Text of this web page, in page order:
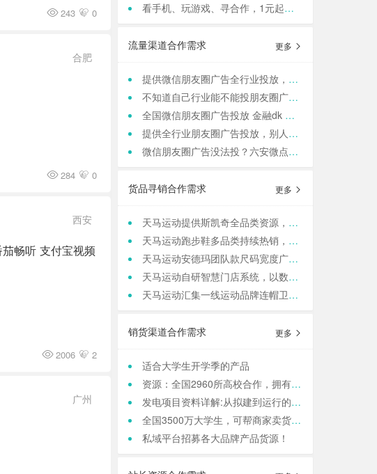
243 0
合肥
284 0
西安
2006 2
广州
看手机、玩游戏、寻合作，1元起提现，零门槛加入,轻轻松松日结,寻找合作小伙伴（CPA/CPL）
流量渠道合作需求 更多
提供微信朋友圈广告全行业投放，一站式运营，当头出图，包过审！
不知道自己行业能不能投朋友圈广告？来这里，六安微点全行业可投！包资质！
全国微信朋友圈广告投放 金融dk 上门spa k12教育 相亲 医院医美 国学等禁投行业包资质 过审 无需保证金
提供全行业朋友圈广告投放，别人不接的我们接！高效出图、专业运营！
微信朋友圈广告没法投？六安微点全行业可跑，任何行业，当天出图，包过审！
货品寻销合作需求 更多
天马运动提供斯凯奇全品类资源，寻求团购老板咨询合作
天马运动跑步鞋多品类持续热销，现货库存保障旺季补货
天马运动安德玛团队款尺码宽度广，满足团队统一着装采购需求
天马运动自研智慧门店系统，以数据驱动动销管理，帮实体商家轻量化运营
天马运动汇集一线运动品牌连帽卫衣，现货保障支持快速补货，寻求b端商家合作
销货渠道合作需求 更多
适合大学生开学季的产品
资源：全国2960所高校合作，拥有4000w大学生用户资源，8万+发底薪的校内学生团长，需求符合大学生日常消费的产品，可保RIO
发电项目资料详解:从拟建到运行的全方位俯瞰
全国3500万大学生，可帮商家卖货，保销售额，同时做品宣和私域搭建！
私域平台招募各大品牌产品货源！